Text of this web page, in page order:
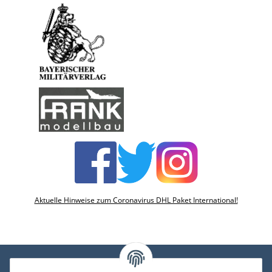
Aktuelle Hinweise zum Coronavirus DHL Paket International!